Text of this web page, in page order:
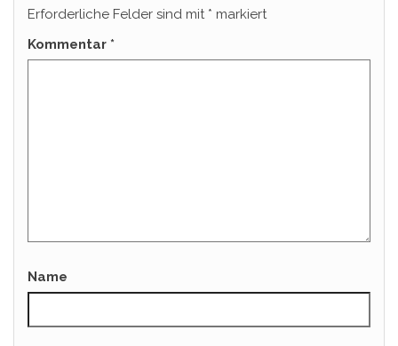
Erforderliche Felder sind mit * markiert
Kommentar *
Name